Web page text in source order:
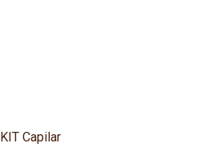
KIT Capilar